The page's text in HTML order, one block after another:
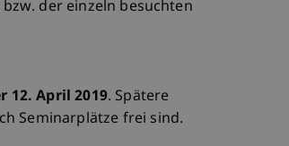
der einzeln besuchten
12. April 2019. Spätere
Seminarplätze frei sind.